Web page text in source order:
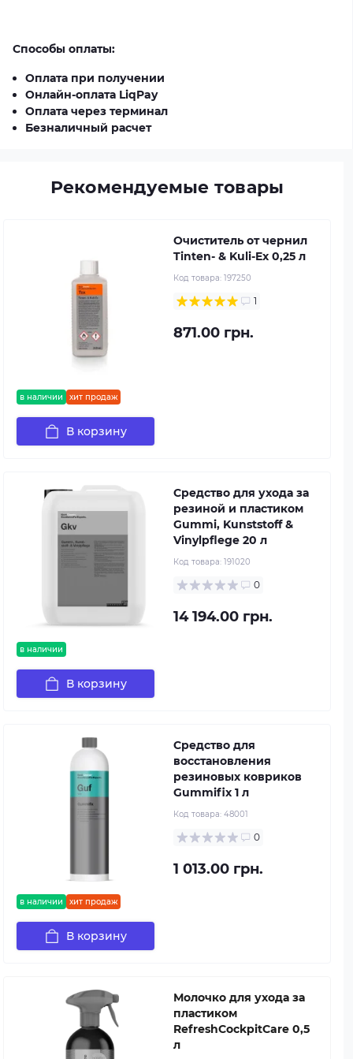
Способы оплаты:
Оплата при получении
Онлайн-оплата LiqPay
Оплата через терминал
Безналичный расчет
Рекомендуемые товары
в наличии хит продаж
Очиститель от чернил
Tinten- & Kuli-Ex 0,25 л
Код товара: 197250
1
871.00 грн.
В корзину
в наличии
Средство для ухода за
резиной и пластиком
Gummi, Kunststoff &
Vinylpflege 20 л
Код товара: 191020
0
14 194.00 грн.
В корзину
в наличии хит продаж
Средство для
восстановления
резиновых ковриков
Gummifix 1 л
Код товара: 48001
0
1 013.00 грн.
В корзину
Молочко для ухода за
пластиком
RefreshCockpitCare 0,5
л